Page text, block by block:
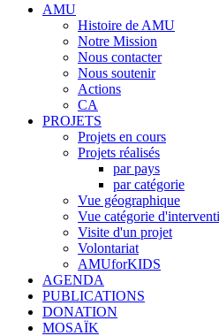
AMU
Histoire de AMU
Notre Mission
Nous contacter
Nous soutenir
Actions
CA
PROJETS
Projets en cours
Projets réalisés
par pays
par catégorie
Vue géographique
Vue catégorie
Visite d'un projet
Volontariat
AMUforKIDS
AGENDA
PUBLICATIONS
DONATION
MOSAÏK